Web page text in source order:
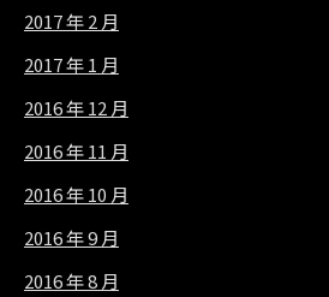
2017 年 2 月
2017 年 1 月
2016 年 12 月
2016 年 11 月
2016 年 10 月
2016 年 9 月
2016 年 8 月